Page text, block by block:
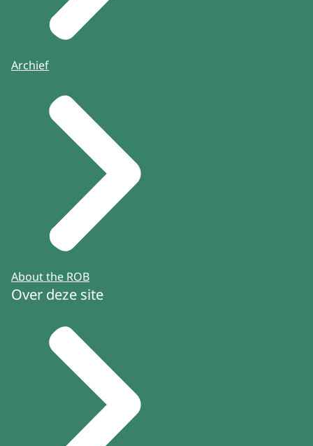
Archief
About the ROB
Over deze site